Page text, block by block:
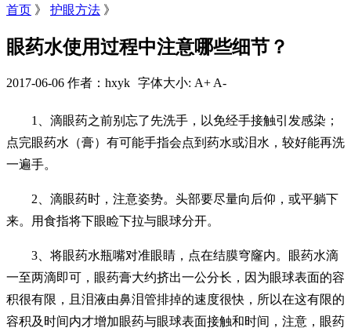
首页 》 护眼方法 》
眼药水使用过程中注意哪些细节？
2017-06-06 作者：hxyk 字体大小: A+ A-
1、滴眼药之前别忘了先洗手，以免经手接触引发感染；
点完眼药水（膏）有可能手指会点到药水或泪水，较好能再洗
一遍手。
2、滴眼药时，注意姿势。头部要尽量向后仰，或平躺下
来。用食指将下眼睑下拉与眼球分开。
3、将眼药水瓶嘴对准眼睛，点在结膜穹窿内。眼药水滴
一至两滴即可，眼药膏大约挤出一公分长，因为眼球表面的容
积很有限，且泪液由鼻泪管排掉的速度很快，所以在这有限的
容积及时间内才增加眼药与眼球表面接触和时间，注意，眼药